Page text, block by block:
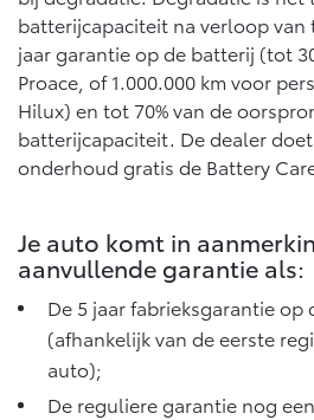
Proace (excl. BTW)
OOK ALS BATTERIJ-
ELEKTRISCH
Vanaf € 37.500,-
Proace Max (excl. BTW)
OOK ALS BATTERIJ-
ELEKTRISCH
batterijcapaciteit na verloop van
jaar garantie op de batterij (tot
Proace, of 1.000.000 km voor
Hilux) en tot 70% van de
batterijcapaciteit. De dealer
onderhoud gratis de Battery
Je auto komt in
aanvullende garantie als:
De 5 jaar fabrieksgarantie
(afhankelijk van de eerste
auto);
De reguliere garantie nog